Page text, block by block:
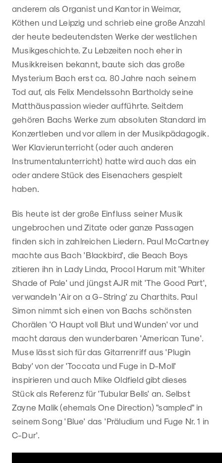
anderem als Organist und Kantor in Weimar,
Köthen und Leipzig und schrieb eine große Anzahl
der heute bedeutendsten Werke der westlichen
Musikgeschichte. Zu Lebzeiten noch eher in
Musikkreisen bekannt, baute sich das große
Mysterium Bach erst ca. 80 Jahre nach seinem
Tod auf, als Felix Mendelssohn Bartholdy seine
Matthäuspassion wieder aufführte. Seitdem
gehören Bachs Werke zum absoluten Standard im
Konzertleben und vor allem in der Musikpädagogik.
Wer Klavierunterricht (oder auch anderen
Instrumentalunterricht) hatte wird auch das ein
oder andere Stück des Eisenachers gespielt
haben.
Bis heute ist der große Einfluss seiner Musik
ungebrochen und Zitate oder ganze Passagen
finden sich in zahlreichen Liedern. Paul McCartney
machte aus Bach 'Blackbird', die Beach Boys
zitieren ihn in Lady Linda, Procol Harum mit 'Whiter
Shade of Pale' und jüngst AJR mit 'The Good Part',
verwandeln 'Air on a G-String' zu Charthits. Paul
Simon nimmt sich einen von Bachs schönsten
Chorälen 'O Haupt voll Blut und Wunden' vor und
macht daraus den wunderbaren 'American Tune'.
Muse lässt sich für das Gitarrenriff aus 'Plugin
Baby' von der 'Toccata und Fuge in D-Moll'
inspirieren und auch Mike Oldfield gibt dieses
Stück als Referenz für 'Tubular Bells' an. Selbst
Zayne Malik (ehemals One Direction) "sampled" in
seinem Song 'Blue' das 'Präludium und Fuge Nr. 1 in
C-Dur'.